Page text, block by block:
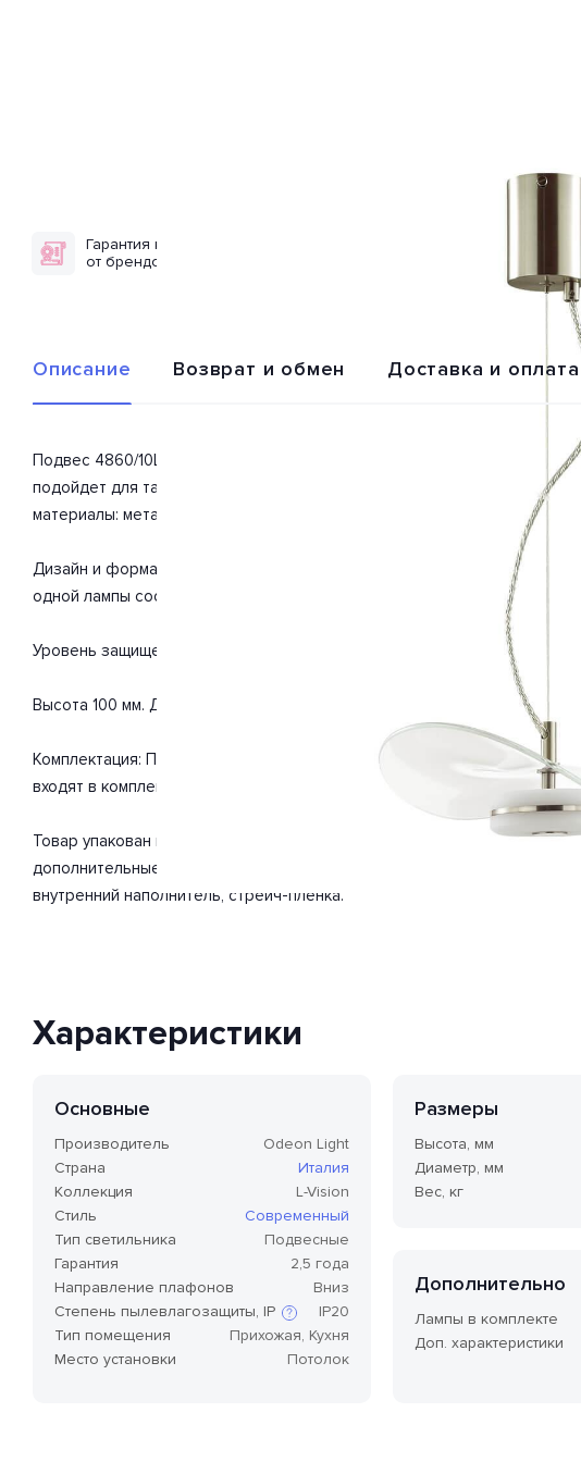
Гарантия качества
от брендов
Описание Возврат и обмен Доставка и оплата
Подвес 4860/10LA из серии «L-Vision» от производителя Odeon Light
подойдет для такого типа помещений, как прихожая, кухня. Цвет
материалы: металл, стекло. С учетом технических характеристик
Дизайн и форма плафона округлый. Направление плафонов вниз.
одной лампы составляет 10 Вт. Напряжение 220-240 Вольт. Поток
Уровень защищенности от влаги и пыли IP20. Расширенная гарантия на
Высота 100 мм. Диаметр 290 мм. Вес товара 1.6 кг.
Комплектация: Подвес. Инструкция по сборке/использованию. Детали,
входят в комплект.
Товар упакован в картонную коробку. В случае доставки
дополнительные элементы упаковки для защиты от повреждений при
внутренний наполнитель, стрейч-пленка.
Характеристики
Основные
Производитель
Odeon Light
Страна
Италия
Коллекция
L-Vision
Стиль
Современный
Тип светильника
Подвесные
Гарантия
2,5 года
Направление плафонов
Вниз
Степень пылевлагозащиты, IP
IP20
Тип помещения
Прихожая, Кухня
Место установки
Потолок
Размеры
Высота, мм
Диаметр, мм
Вес, кг
Дополнительно
Лампы в комплекте
Доп. характеристики